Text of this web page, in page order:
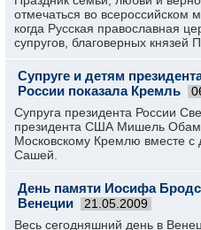
отмечаться во всероссийском
когда Русская православная
супругов, благоверных князей
Супруге и детям
России показала Кремль
Супруга президента России
президента США Мишель
Московскому Кремлю вместе
Сашей.
День памяти Иосифа
Венеции
21.05.2009
Весь сегодняшний день в